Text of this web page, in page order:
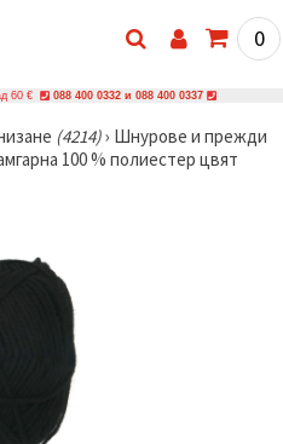
0
60 € 088 400 0332 и 088 400 0337
(4214)› Шнурове и прежди
100 % полиестер цвят